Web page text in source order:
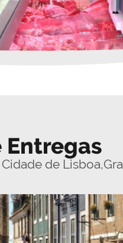
Entregas
de